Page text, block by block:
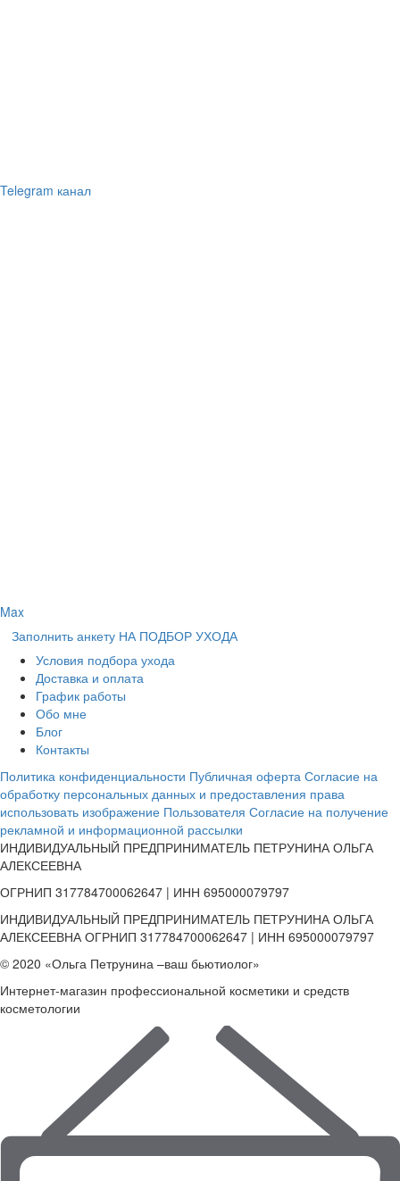
Telegram канал
Max
Заполнить анкету НА ПОДБОР УХОДА
Условия подбора ухода
Доставка и оплата
График работы
Обо мне
Блог
Контакты
Политика конфиденциальности Публичная оферта Согласие на
обработку персональных данных и предоставления права
использовать изображение Пользователя Согласие на получение
рекламной и информационной рассылки
ИНДИВИДУАЛЬНЫЙ ПРЕДПРИНИМАТЕЛЬ ПЕТРУНИНА ОЛЬГА
АЛЕКСЕЕВНА
ОГРНИП 317784700062647 | ИНН 695000079797
ИНДИВИДУАЛЬНЫЙ ПРЕДПРИНИМАТЕЛЬ ПЕТРУНИНА ОЛЬГА
АЛЕКСЕЕВНА ОГРНИП 317784700062647 | ИНН 695000079797
© 2020 «Ольга Петрунина –ваш бьютиолог»
Интернет-магазин профессиональной косметики и средств
косметологии